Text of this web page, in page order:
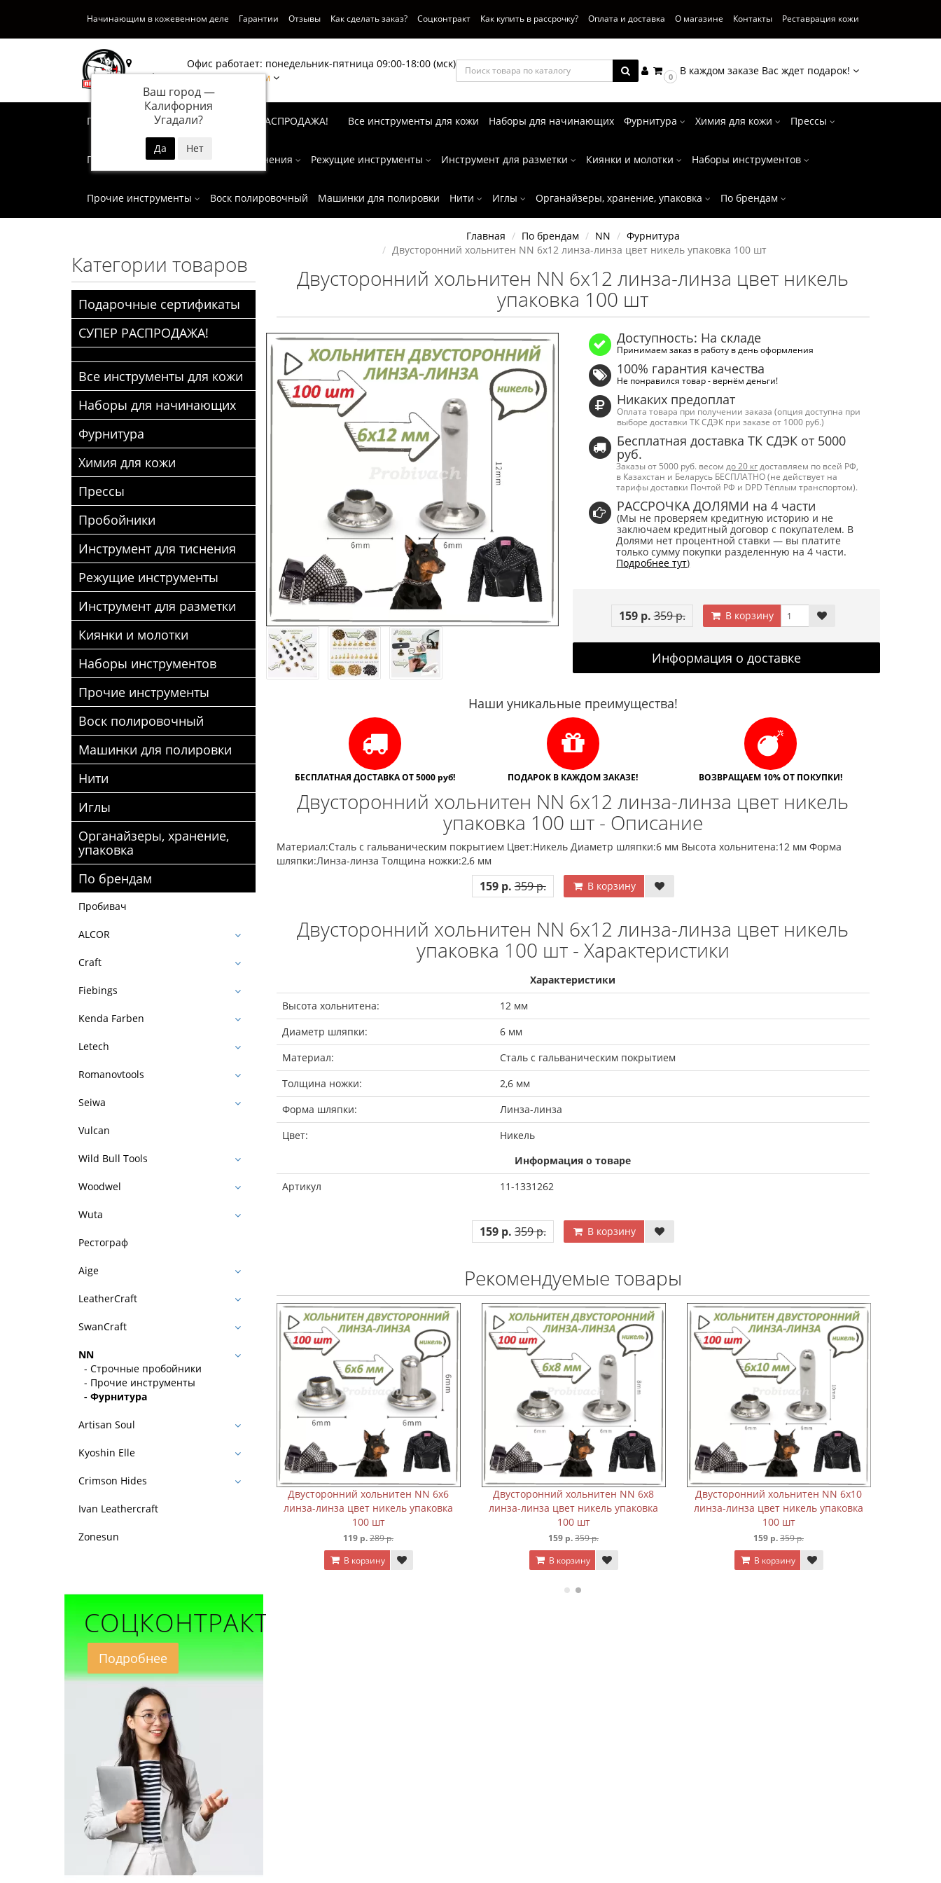
Начинающим в кожевенном деле Гарантии Отзывы Как сделать заказ? Соцконтракт Как купить в рассрочку? Оплата и доставка О магазине Контакты Реставрация кожи
Калифорния
Ваш город —
Калифорния
Угадали?
Офис работает: понедельник-пятница 09:00-18:00 (мск)
Написать нам
0 В каждом заказе Вас ждет подарок!
Подарочные сертификаты СУПЕР РАСПРОДАЖА! Все инструменты для кожи Наборы для начинающих Фурнитура Химия для кожи Прессы
Пробойники Инструмент для тиснения Режущие инструменты Инструмент для разметки Киянки и молотки Наборы инструментов
Прочие инструменты Воск полировочный Машинки для полировки Нити Иглы Органайзеры, хранение, упаковка По брендам
Категории товаров
Подарочные сертификаты
СУПЕР РАСПРОДАЖА!
Все инструменты для кожи
Наборы для начинающих
Фурнитура
Химия для кожи
Прессы
Пробойники
Инструмент для тиснения
Режущие инструменты
Инструмент для разметки
Киянки и молотки
Наборы инструментов
Прочие инструменты
Воск полировочный
Машинки для полировки
Нити
Иглы
Органайзеры, хранение,
упаковка
По брендам
Пробивач
ALCOR
Craft
Fiebings
Kenda Farben
Letech
Romanovtools
Seiwa
Vulcan
Wild Bull Tools
Woodwel
Wuta
Рестограф
Aige
LeatherCraft
SwanCraft
NN
- Строчные пробойники
- Прочие инструменты
- Фурнитура
Artisan Soul
Kyoshin Elle
Crimson Hides
Ivan Leathercraft
Zonesun
СОЦКОНТРАКТ
Подробнее
Главная По брендам NN
Фурнитура
Двусторонний хольнитен NN 6х12 линза-линза цвет никель упаковка 100 шт
Двусторонний хольнитен NN 6х12 линза-линза цвет никель
упаковка 100 шт
Доступность: На складе
Принимаем заказ в работу в день оформления
100% гарантия качества
Не понравился товар - вернём деньги!
Никаких предоплат
Оплата товара при получении заказа (опция доступна при
выборе доставки ТК СДЭК при заказе от 1000 руб.)
Бесплатная доставка ТК СДЭК от 5000
руб.
Заказы от 5000 руб. весом до 20 кг доставляем по всей РФ,
в Казахстан и Беларусь БЕСПЛАТНО (не действует на
тарифы доставки Почтой РФ и DPD Тёплым транспортом).
РАССРОЧКА ДОЛЯМИ на 4 части
(Мы не проверяем кредитную историю и не
заключаем кредитный договор с покупателем. В
Долями нет процентной ставки — вы платите
только сумму покупки разделенную на 4 части.
Подробнее тут)
159 р. 359 р. В корзину
Информация о доставке
Наши уникальные преимущества!
БЕСПЛАТНАЯ ДОСТАВКА ОТ 5000 руб! ПОДАРОК В КАЖДОМ ЗАКАЗЕ! ВОЗВРАЩАЕМ 10% ОТ ПОКУПКИ!
Двусторонний хольнитен NN 6х12 линза-линза цвет никель
упаковка 100 шт - Описание
Материал:Сталь с гальваническим покрытием Цвет:Никель Диаметр шляпки:6 мм Высота хольнитена:12 мм Форма
шляпки:Линза-линза Толщина ножки:2,6 мм
159 р. 359 р. В корзину
Двусторонний хольнитен NN 6х12 линза-линза цвет никель
упаковка 100 шт - Характеристики
Характеристики
Высота хольнитена:
12 мм
Диаметр шляпки:
6 мм
Материал:
Сталь с гальваническим покрытием
Толщина ножки:
2,6 мм
Форма шляпки:
Линза-линза
Цвет:
Никель
Информация о товаре
Артикул
11-1331262
159 р. 359 р. В корзину
Рекомендуемые товары
Двусторонний хольнитен NN 5х6
линза-линза цвет никель упаковка
Двусторонний хольнитен NN 6х6
линза-линза цвет никель упаковка
Двусторонний хольнитен NN 6х8
линза-линза цвет никель упаковка
Двусторонний хольнитен
линза-линза цвет никель